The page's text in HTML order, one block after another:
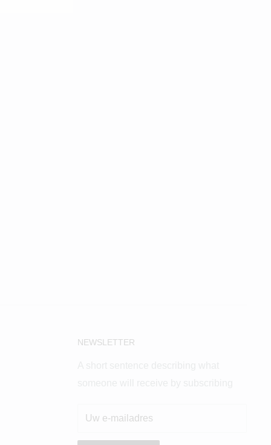
NEWSLETTER
Uw e-mailadres